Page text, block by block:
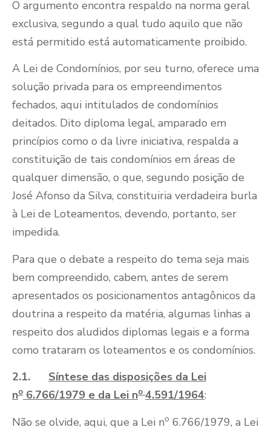
O argumento encontra respaldo na norma geral
exclusiva, segundo a qual tudo aquilo que não
está permitido está automaticamente proibido.
A Lei de Condomínios, por seu turno, oferece uma
solução privada para os empreendimentos
fechados, aqui intitulados de condomínios
deitados. Dito diploma legal, amparado em
princípios como o da livre iniciativa, respalda a
constituição de tais condomínios em áreas de
qualquer dimensão, o que, segundo posição de
José Afonso da Silva, constituiria verdadeira burla
à Lei de Loteamentos, devendo, portanto, ser
impedida.
Para que o debate a respeito do tema seja mais
bem compreendido, cabem, antes de serem
apresentados os posicionamentos antagônicos da
doutrina a respeito da matéria, algumas linhas a
respeito dos aludidos diplomas legais e a forma
como trataram os loteamentos e os condomínios.
2.1. Síntese das disposições da Lei
no 6.766/1979 e da Lei no 4.591/1964:
Não se olvide, aqui, que a Lei no 6.766/1979, a Lei